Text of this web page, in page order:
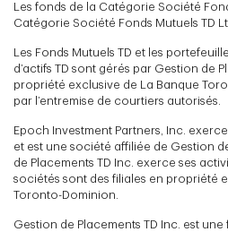
Les fonds de la Catégorie Société
Catégorie Société Fonds Mutuels TD
Les Fonds Mutuels TD et les
d’actifs TD sont gérés par Gestion de
propriété exclusive de La Banque
par l’entremise de courtiers autorisés.
Epoch Investment Partners, Inc.
et est une société affiliée de Gestion
de Placements TD Inc. exerce ses
sociétés sont des filiales en propriété
Toronto-Dominion.
Gestion de Placements TD Inc. est